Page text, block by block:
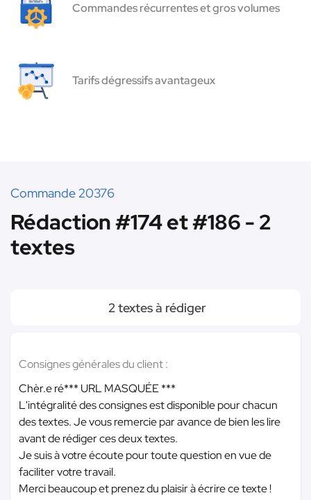
Commandes récurrentes et gros volumes
Tarifs dégressifs avantageux
Commande 20376
Rédaction #174 et #186 - 2
textes
2 textes à rédiger
Consignes générales du client :
Chèr.e ré*** URL MASQUÉE ***
L'intégralité des consignes est disponible pour chacun
des textes. Je vous remercie par avance de bien les lire
avant de rédiger ces deux textes.
Je suis à votre écoute pour toute question en vue de
faciliter votre travail.
Merci beaucoup et prenez du plaisir à écrire ce texte !